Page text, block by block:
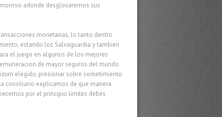
adonde desglosaremos sus
monetarias, lo tanto dentro
estando los Salvaguardia y tambien
el juego en algunos de los mejores
de mayor seguros del mundo
elegido, presionar sobre sometimiento
consiliario explicamos de que manera
por el principio limites debes